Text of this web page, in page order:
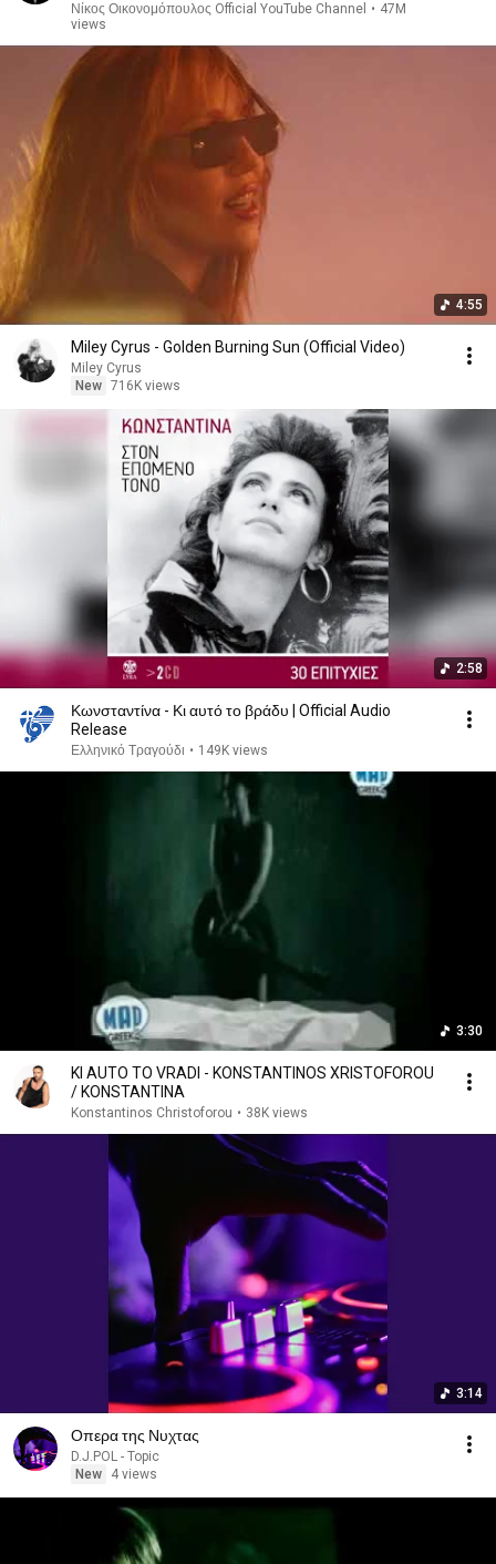
Νίκος Οικονομόπουλος Official YouTube Channel • 47M
views
4:55
Miley Cyrus - Golden Burning Sun (Official Video)
Miley Cyrus
New 716K views
2:58
Κωνσταντίνα - Κι αυτό το βράδυ | Official Audio
Release
Ελληνικό Τραγούδι • 149K views
3:30
KI AUTO TO VRADI - KONSTANTINOS XRISTOFOROU
/ KONSTANTINA
Konstantinos Christoforou • 38K views
3:14
Οπερα της Νυχτας
D.J.POL - Topic
New
4 views